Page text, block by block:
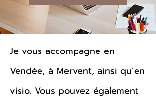
Je vous accompagne en
Vendée, à Mervent, ainsi qu’en
visio. Vous pouvez également